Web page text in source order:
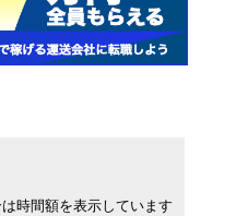
時間額を表示しています